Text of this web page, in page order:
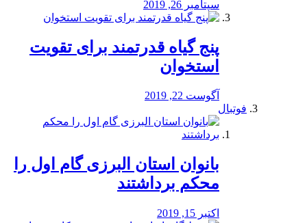
سپتامبر 26, 2019
پنج گیاه قدرتمند برای تقویت
استخوان
آگوست 22, 2019
فوتبال
بانوان استان البرزی گام اول را
محكم برداشتند
اکتبر 15, 2019